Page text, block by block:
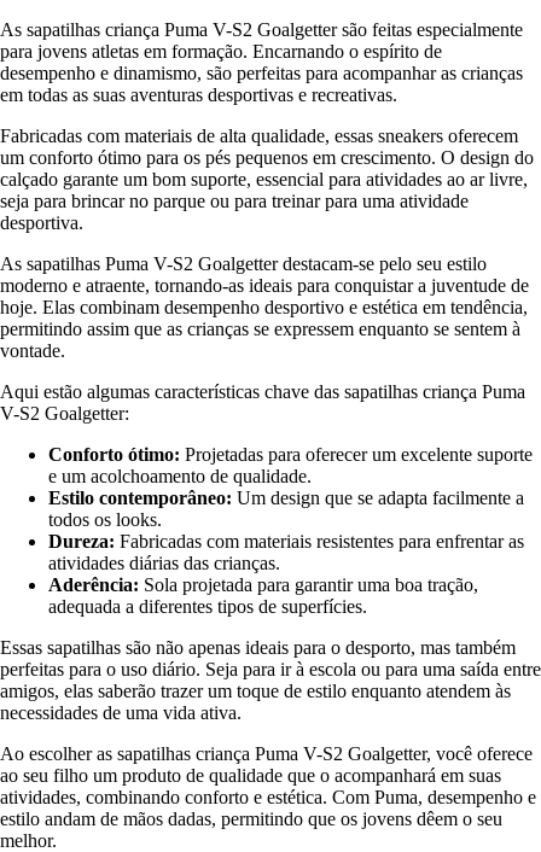
As sapatilhas criança Puma V-S2 Goalgetter são feitas especialmente
para jovens atletas em formação. Encarnando o espírito de
desempenho e dinamismo, são perfeitas para acompanhar as crianças
em todas as suas aventuras desportivas e recreativas.
Fabricadas com materiais de alta qualidade, essas sneakers oferecem
um conforto ótimo para os pés pequenos em crescimento. O design do
calçado garante um bom suporte, essencial para atividades ao ar livre,
seja para brincar no parque ou para treinar para uma atividade
desportiva.
As sapatilhas Puma V-S2 Goalgetter destacam-se pelo seu estilo
moderno e atraente, tornando-as ideais para conquistar a juventude de
hoje. Elas combinam desempenho desportivo e estética em tendência,
permitindo assim que as crianças se expressem enquanto se sentem à
vontade.
Aqui estão algumas características chave das sapatilhas criança Puma
V-S2 Goalgetter:
Conforto ótimo: Projetadas para oferecer um excelente suporte
e um acolchoamento de qualidade.
Estilo contemporâneo: Um design que se adapta facilmente a
todos os looks.
Dureza: Fabricadas com materiais resistentes para enfrentar as
atividades diárias das crianças.
Aderência: Sola projetada para garantir uma boa tração,
adequada a diferentes tipos de superfícies.
Essas sapatilhas são não apenas ideais para o desporto, mas também
perfeitas para o uso diário. Seja para ir à escola ou para uma saída entre
amigos, elas saberão trazer um toque de estilo enquanto atendem às
necessidades de uma vida ativa.
Ao escolher as sapatilhas criança Puma V-S2 Goalgetter, você oferece
ao seu filho um produto de qualidade que o acompanhará em suas
atividades, combinando conforto e estética. Com Puma, desempenho e
estilo andam de mãos dadas, permitindo que os jovens dêem o seu
melhor.